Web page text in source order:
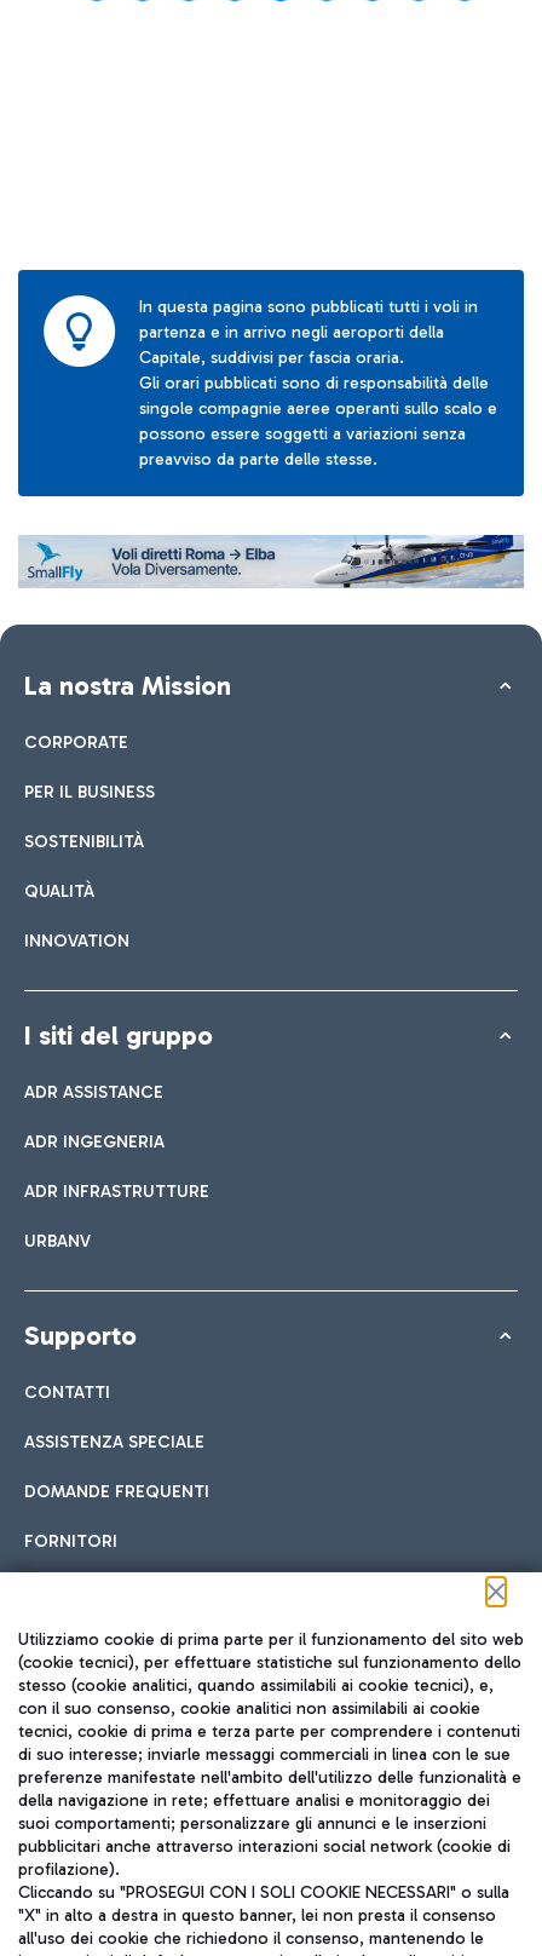
In questa pagina sono pubblicati tutti i voli in
partenza e in arrivo negli aeroporti della
Capitale, suddivisi per fascia oraria.
Gli orari pubblicati sono di responsabilità delle
singole compagnie aeree operanti sullo scalo e
possono essere soggetti a variazioni senza
preavviso da parte delle stesse.
La nostra Mission
CORPORATE
PER IL BUSINESS
SOSTENIBILITÀ
QUALITÀ
INNOVATION
I siti del gruppo
ADR ASSISTANCE
ADR INGEGNERIA
ADR INFRASTRUTTURE
URBANV
Supporto
CONTATTI
ASSISTENZA SPECIALE
DOMANDE FREQUENTI
FORNITORI
Seguici sui social
TRAVEL JOURNAL
ITA
Utilizziamo cookie di prima parte per il funzionamento del sito web
(cookie tecnici), per effettuare statistiche sul funzionamento dello
stesso (cookie analitici, quando assimilabili ai cookie tecnici), e,
con il suo consenso, cookie analitici non assimilabili ai cookie
tecnici, cookie di prima e terza parte per comprendere i contenuti
di suo interesse; inviarle messaggi commerciali in linea con le sue
preferenze manifestate nell'ambito dell'utilizzo delle funzionalità e
della navigazione in rete; effettuare analisi e monitoraggio dei
suoi comportamenti; personalizzare gli annunci e le inserzioni
pubblicitari anche attraverso interazioni social network (cookie di
profilazione).
Cliccando su "PROSEGUI CON I SOLI COOKIE NECESSARI" o sulla
"X" in alto a destra in questo banner, lei non presta il consenso
all'uso dei cookie che richiedono il consenso, mantenendo le